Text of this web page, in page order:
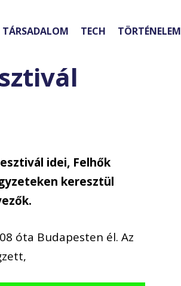
TÁRSADALOM TECH TÖRTÉNELEM
idei, Felhők
keresztül
óta Budapesten él. Az